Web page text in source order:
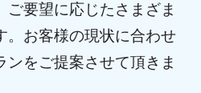
ご要望に応じたさまざま
。お客様の現状に合わせ
ンをご提案させて頂きま